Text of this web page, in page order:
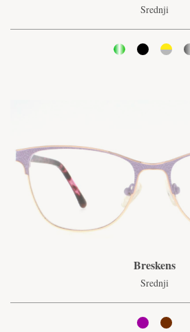
Srednji
Breskens
Srednji